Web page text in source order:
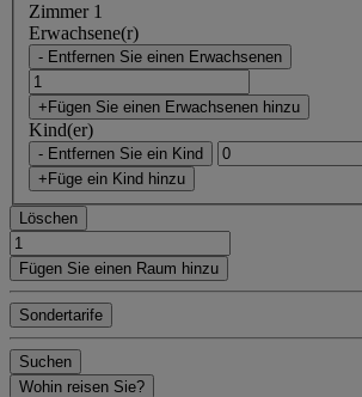
Zimmer 1
Erwachsene(r)
- Entfernen Sie einen Erwachsenen
+Fügen Sie einen Erwachsenen hinzu
Kind(er)
- Entfernen Sie ein Kind
+Füge ein Kind hinzu
Löschen
Fügen Sie einen Raum hinzu
Sondertarife
Suchen
Wohin reisen Sie?